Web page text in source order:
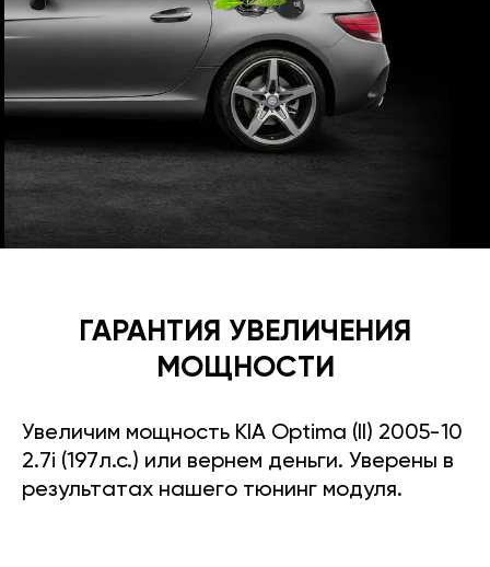
ГАРАНТИЯ УВЕЛИЧЕНИЯ
МОЩНОСТИ
Увеличим мощность KIA Optima (II) 2005-10
2.7i (197л.с.) или вернем деньги. Уверены в
результатах нашего тюнинг модуля.